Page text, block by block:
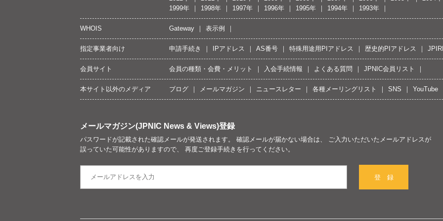
1999年
1998年 1997年 1996年 1995年 1994年 1993年
WHOIS Gateway 表示例
指定事業者向け 申請手続き IPアドレス AS番号 特殊用途用PIアドレス 歴史的PIアドレス
会員サイト 会員の種類・会費・メリット 入会手続情報 よくある質問 JPNIC会員リスト
本サイト以外のメディア ブログ メールマガジン ニュースレター 各種メーリングリスト SNS YouTube
メールマガジン(JPNIC News & Views)登録
パスワードが記載された確認メールが発送されます。 確認メールが届かない場合は、 ご入力いただいたメールアドレスが
誤っていた可能性がありますので、 再度ご登録手続きを行ってください。
登 録